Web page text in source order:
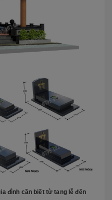
đình cần biết từ tang lễ đến